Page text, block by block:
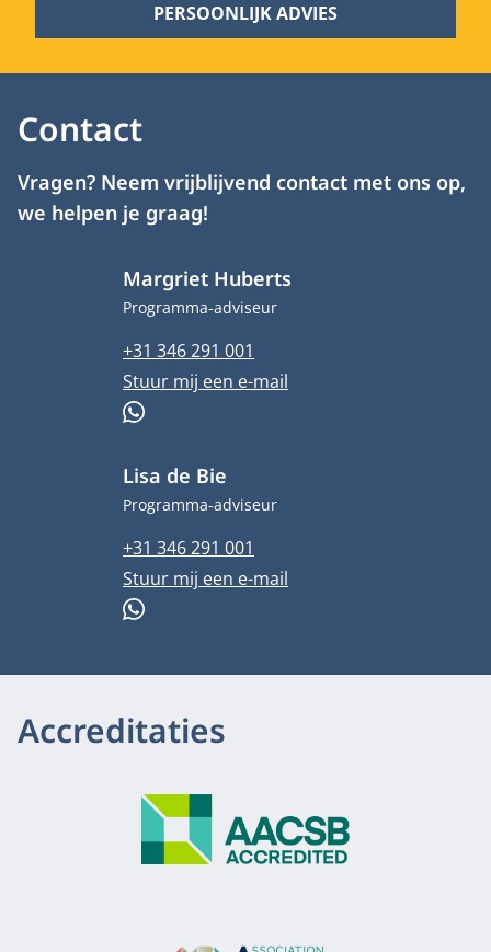
PERSOONLIJK ADVIES
Contact
Vragen? Neem vrijblijvend contact met ons op,
we helpen je graag!
Margriet Huberts
Functietitel
Programma-adviseur
Telefoonnummer
+31 346 291 001
E-mailadres
Stuur mij een e-mail
WhatsApp
Lisa de Bie
Functietitel
Programma-adviseur
Telefoonnummer
+31 346 291 001
E-mailadres
Stuur mij een e-mail
WhatsApp
Accreditaties